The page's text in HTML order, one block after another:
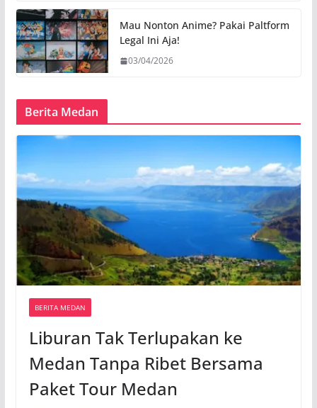
Mau Nonton Anime? Pakai Paltform
Legal Ini Aja!
03/04/2026
Berita Medan
BERITA MEDAN
Liburan Tak Terlupakan ke
Medan Tanpa Ribet Bersama
Paket Tour Medan